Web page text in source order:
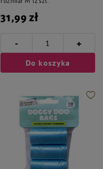
31,99 zł
- +
Do koszyka